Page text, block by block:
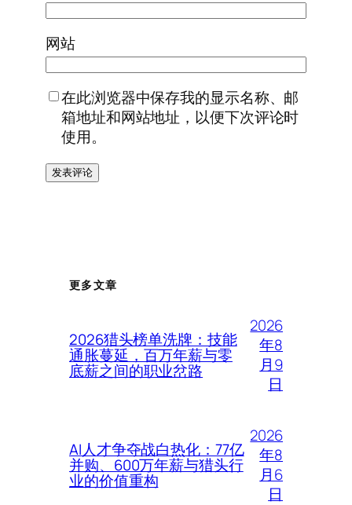
网站
在此浏览器中保存我的显示名称、邮
箱地址和网站地址，以便下次评论时
使用。
更多文章
2026猎头榜单洗牌：技能
通胀蔓延，百万年薪与零
底薪之间的职业岔路
2026
年8
月9
日
AI人才争夺战白热化：77亿
并购、600万年薪与猎头行
业的价值重构
2026
年8
月6
日